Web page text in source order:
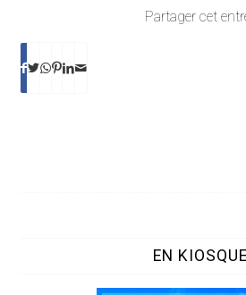
Partager cet
EN KIOSQUE